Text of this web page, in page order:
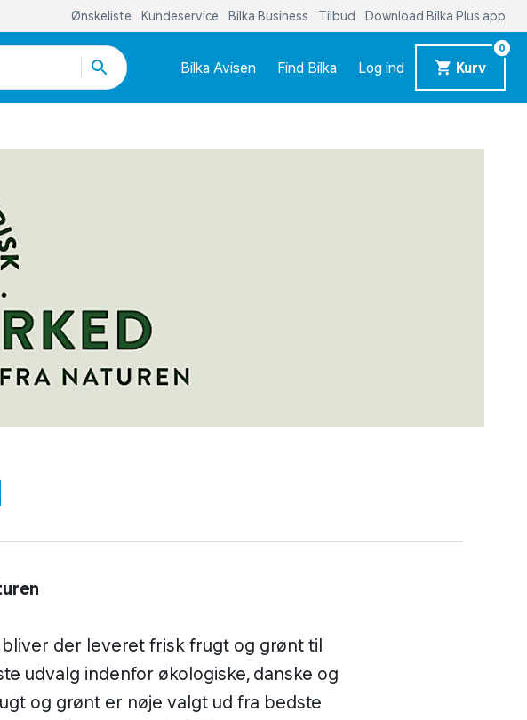
Ønskeliste Kundeservice Bilka Business Tilbud Download Bilka Plus app
Bilka Avisen Find Bilka Log ind Kurv
0
der leveret frisk frugt og grønt til
udvalg indenfor økologiske, danske og
og grønt er nøje valgt ud fra bedste